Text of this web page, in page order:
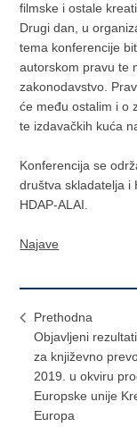
filmske i ostale
Drugi dan, u
tema konferencije
autorskom pravu te
zakonodavstvo.
će među ostalim i o
te izdavačkih kuća
Konferencija se
društva skladatelja i
HDAP-ALAI.
Najave
Prethodna
Objavljeni
za književno
2019. u okviru
Europske unije
Europa